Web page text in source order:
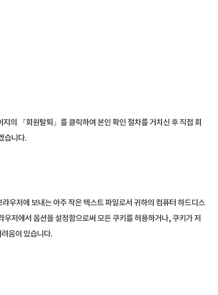
의 『회원탈퇴』를 클릭하여 본인 확인 절차를 거치신 후 직접 회
습니다.
우저에 보내는 아주 작은 텍스트 파일로서 귀하의 컴퓨터 하드디스
저에서 옵션을 설정함으로써 모든 쿠키를 허용하거나, 쿠키가 저
움이 있습니다.